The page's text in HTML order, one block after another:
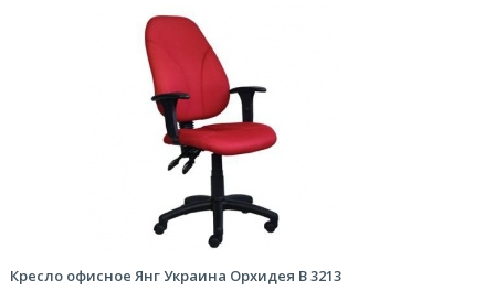
Кресло офисное Янг Украина Орхидея В 3213